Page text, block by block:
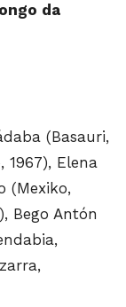
da
(Basauri,
1967), Elena
(Mexiko,
Bego Antón